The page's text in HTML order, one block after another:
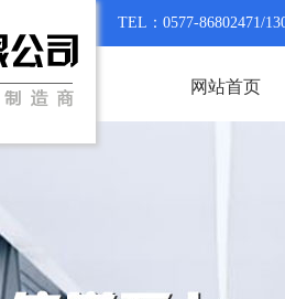
TEL：0577-86802471/
网站首页